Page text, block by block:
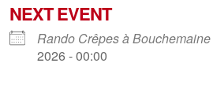
NEXT EVENT
Rando Crêpes à Bouchemaine
2026 - 00:00